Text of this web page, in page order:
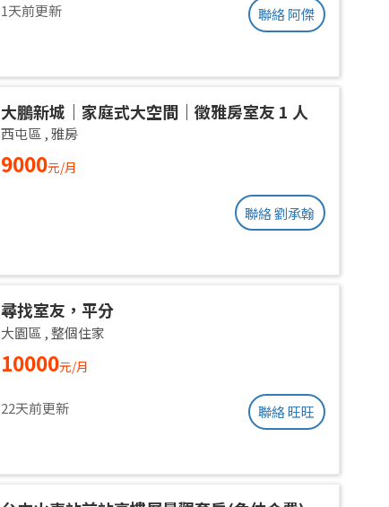
1天前更新 聯絡 阿傑
大鵬新城｜家庭式大空間｜徵雅房室友 1 人
西屯區 ,雅房
9000元/月
聯絡 劉承翰
尋找室友，平分
大園區 ,整個住家
10000元/月
22天前更新 聯絡 旺旺